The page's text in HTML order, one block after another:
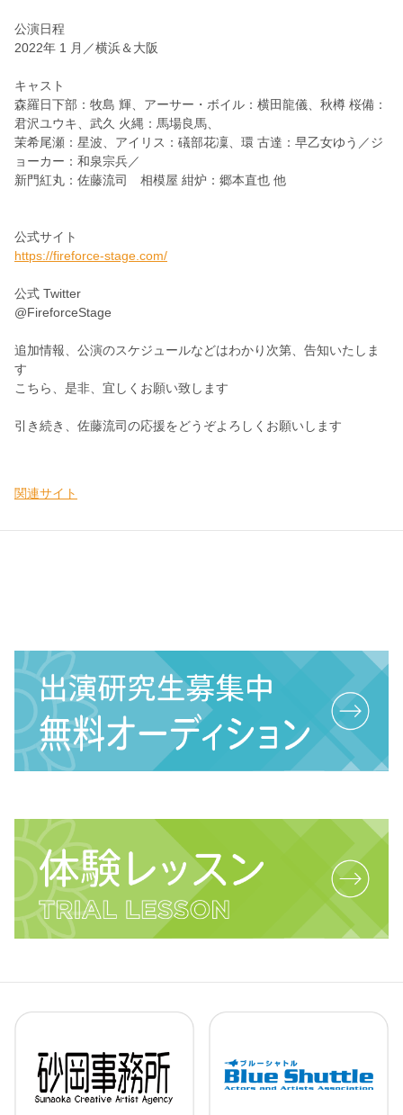
公演日程
2022年 1 月／横浜＆大阪
キャスト
森羅日下部：牧島 輝、アーサー・ボイル：横田龍儀、秋樽 桜備：
君沢ユウキ、武久 火縄：馬場良馬、
茉希尾瀬：星波、アイリス：礒部花凜、環 古達：早乙女ゆう／ジ
ョーカー：和泉宗兵／
新門紅丸：佐藤流司 相模屋 紺炉：郷本直也 他
公式サイト
https://fireforce-stage.com/
公式 Twitter
@FireforceStage
追加情報、公演のスケジュールなどはわかり次第、告知いたしま
す
こちら、是非、宜しくお願い致します
引き続き、佐藤流司の応援をどうぞよろしくお願いします
関連サイト